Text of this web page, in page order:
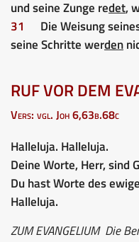
und seine Zunge redet,
31
Die Weisung
seine Schritte werden
RUF VOR DEM
Vers: vgl. Joh 6,63b.68c
Halleluja. Halleluja.
Deine Worte, Herr, sind
Du hast Worte des
Halleluja.
ZUM EVANGELIUMDie